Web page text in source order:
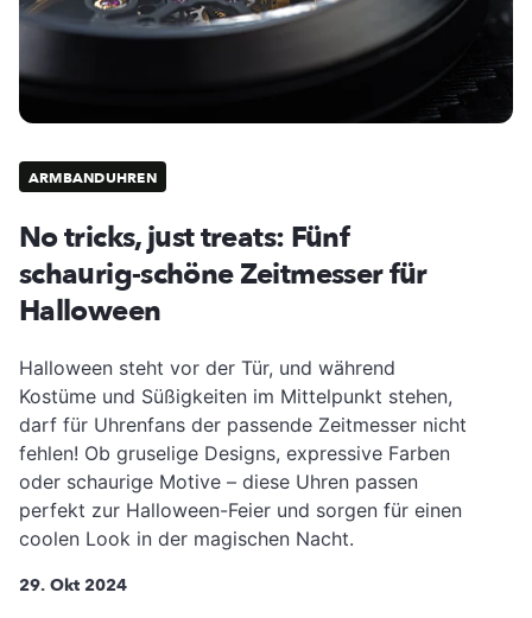
ARMBANDUHREN
No tricks, just treats: Fünf
schaurig-schöne Zeitmesser für
Halloween
Halloween steht vor der Tür, und während
Kostüme und Süßigkeiten im Mittelpunkt stehen,
darf für Uhrenfans der passende Zeitmesser nicht
fehlen! Ob gruselige Designs, expressive Farben
oder schaurige Motive – diese Uhren passen
perfekt zur Halloween-Feier und sorgen für einen
coolen Look in der magischen Nacht.
29. Okt 2024